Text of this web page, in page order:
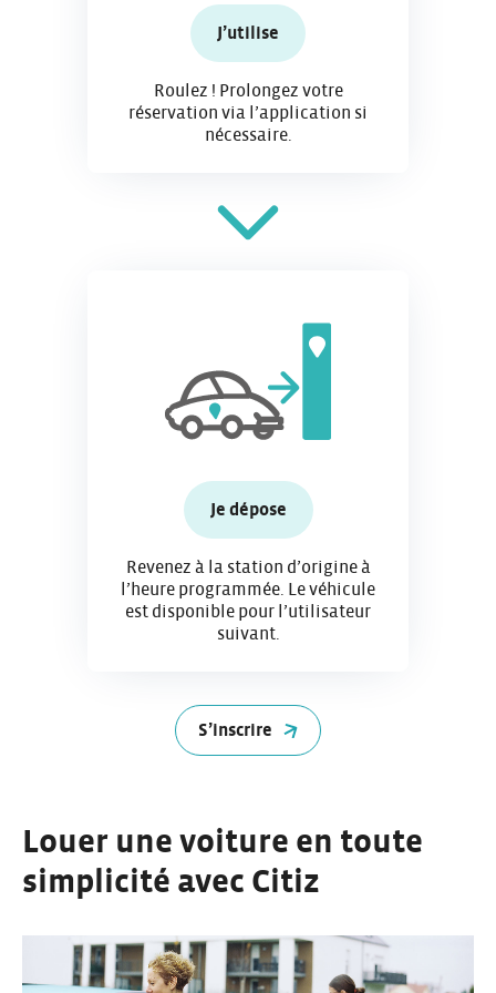
J’utilise
Roulez ! Prolongez votre
réservation via l’application si
nécessaire.
Je dépose
Revenez à la station d’origine à
l’heure programmée. Le véhicule
est disponible pour l’utilisateur
suivant.
S’inscrire
Louer une voiture en toute
simplicité avec Citiz